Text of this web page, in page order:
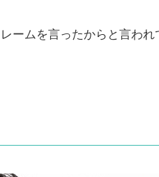
ームを言ったからと言われ